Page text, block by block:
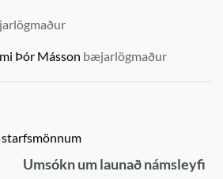
Þór Másson bæjarlögmaður
Umsókn um launað námsleyfi